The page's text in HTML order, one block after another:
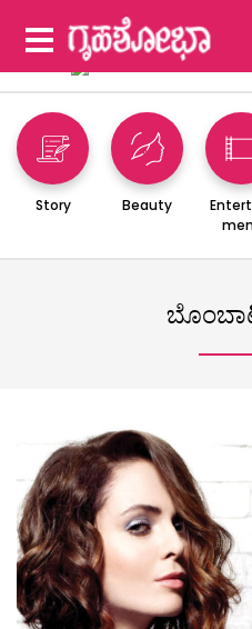
Story Beauty